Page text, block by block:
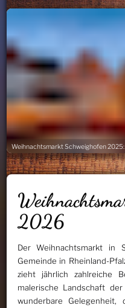
Weihnachtsmarkt Schweighofen
2026
Der Weihnachtsmarkt in
Gemeinde in Rheinland-
zieht jährlich zahlreiche
malerische Landschaft
wunderbare